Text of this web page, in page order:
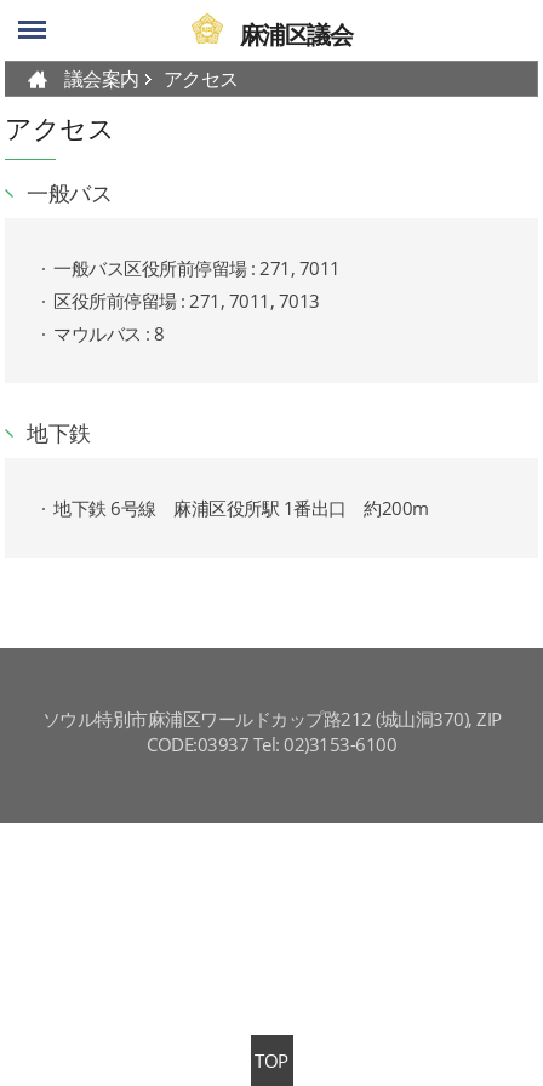
麻浦区議会
TOP
議会案内 アクセス
アクセス
一般バス
一般バス区役所前停留場 : 271, 7011
区役所前停留場 : 271, 7011, 7013
マウルバス : 8
地下鉄
地下鉄 6号線 麻浦区役所駅 1番出口 約200m
ソウル特別市麻浦区ワールドカップ路212 (城山洞370), ZIP
CODE:03937 Tel: 02)3153-6100